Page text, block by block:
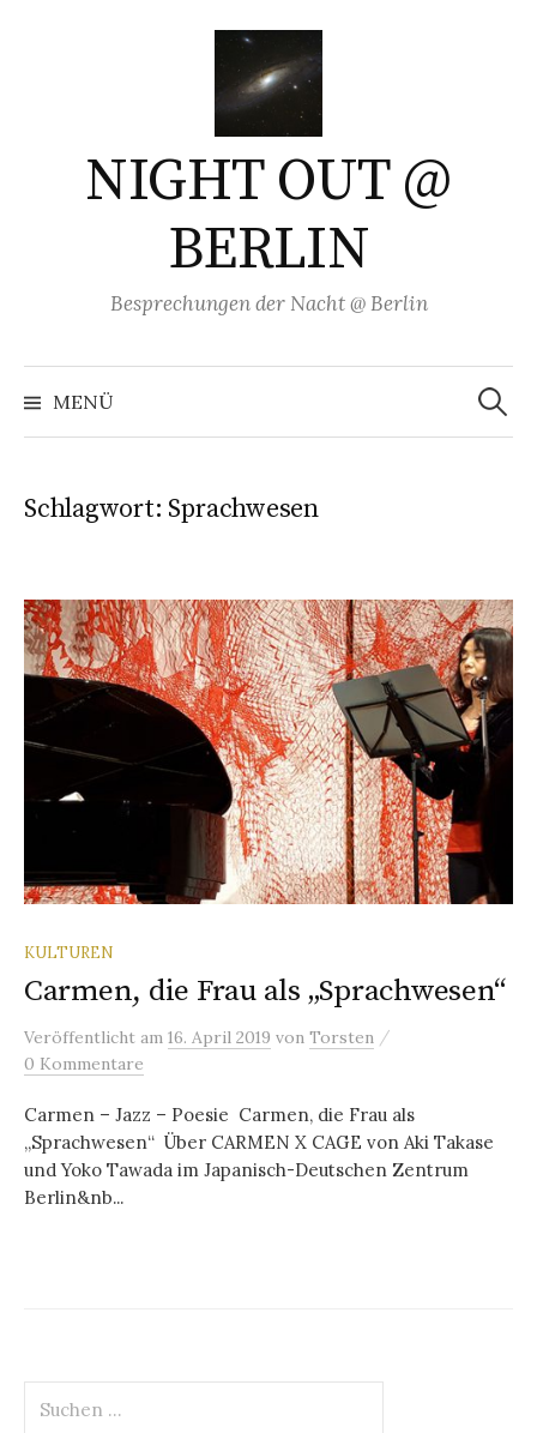
NIGHT OUT @
BERLIN
Besprechungen der Nacht @ Berlin
MENÜ
Suchen
nach:
Schlagwort: Sprachwesen
KULTUREN
Carmen, die Frau als „Sprachwesen“
Veröffentlicht am 16. April 2019 von Torsten /
0 Kommentare
Carmen – Jazz – Poesie Carmen, die Frau als
„Sprachwesen“ Über CARMEN X CAGE von Aki Takase
und Yoko Tawada im Japanisch-Deutschen Zentrum
Berlin&nb...
nach: